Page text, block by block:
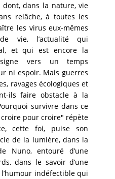
dans la nature, vie
relâche, à toutes les
les virus eux-mêmes
vie, l’actualité qui
et qui est encore la
vers un temps
ni espoir. Mais guerres
ravages écologiques et
ils faire obstacle à la
survivre dans ce
croire pour croire" répète
cette foi, puise son
de la lumière, dans la
Nuno, entouré d’une
dans le savoir d’une
indéfectible qui